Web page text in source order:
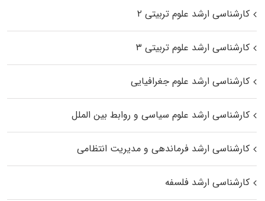
کارشناسی ارشد علوم تربیتی ۲
کارشناسی ارشد علوم تربیتی ۳
کارشناسی ارشد علوم جغرافیایی
کارشناسی ارشد علوم سیاسی و روابط بین الملل
کارشناسی ارشد فرماندهی و مدیریت انتظامی
کارشناسی ارشد فلسفه